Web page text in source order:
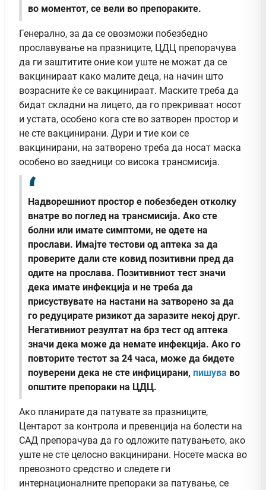
во моментот, се вели во препораките.
Генерално, за да се овозможи побезбедно
прославување на празниците, ЦДЦ препорачува
да ги заштитите оние кои уште не можат да се
вакцинираат како малите деца, на начин што
возрасните ќе се вакцинираат. Маските треба да
бидат складни на лицето, да го прекриваат носот
и устата, особено кога сте во затворен простор и
не сте вакцинирани. Дури и тие кои се
вакцинирани, на затворено треба да носат маска
особено во заедници со висока трансмисија.
Надворешниот простор е побезбеден отколку
внатре во поглед на трансмисија. Ако сте
болни или имате симптоми, не одете на
прослави. Имајте тестови од аптека за да
проверите дали сте ковид позитивни пред да
одите на прослава. Позитивниот тест значи
дека имате инфекција и не треба да
присуствувате на настани на затворено за да
го редуцирате ризикот да заразите некој друг.
Негативниот резултат на брз тест од аптека
значи дека може да немате инфекција. Ако го
повторите тестот за 24 часа, може да бидете
поуверени дека не сте инфицирани, пишува во
општите препораки на ЦДЦ.
Ако планирате да патувате за празниците,
Центарот за контрола и превенција на болести на
САД препорачува да го одложите патувањето, ако
уште не сте целосно вакцинирани. Носете маска во
превозното средство и следете ги
интернационалните препораки за патување, се